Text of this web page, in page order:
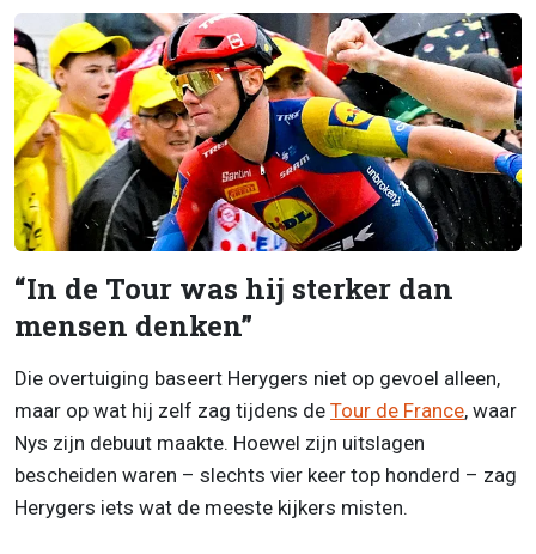
“In de Tour was hij sterker dan
mensen denken”
Die overtuiging baseert Herygers niet op gevoel alleen,
maar op wat hij zelf zag tijdens de Tour de France, waar
Nys zijn debuut maakte. Hoewel zijn uitslagen
bescheiden waren – slechts vier keer top honderd – zag
Herygers iets wat de meeste kijkers misten.